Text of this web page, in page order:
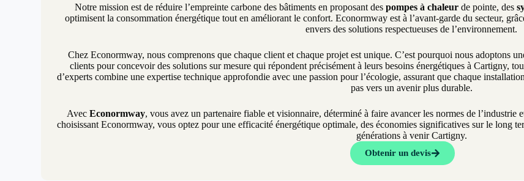
Notre mission est de réduire l’empreinte carbone des bâtiments en proposant des pompes à chaleurde pointe, des
optimisent la consommation énergétique tout en améliorant le confort. Econormway est à l’avant-garde du secteur,
envers des solutions respectueuses de l’environnement.
Chez Econormway, nous comprenons que chaque client et chaque projet est unique. C’est pourquoi nous adoptons
clients pour concevoir des solutions sur mesure qui répondent précisément à leurs besoins énergétiques à Cartigny,
d’experts combine une expertise technique approfondie avec une passion pour l’écologie, assurant que chaque
pas vers un avenir plus durable.
Avec Econormway, vous avez un partenaire fiable et visionnaire, déterminé à faire avancer les normes de
choisissant Econormway, vous optez pour une efficacité énergétique optimale, des économies significatives sur le long
générations à venir Cartigny.
Obtenir un devis